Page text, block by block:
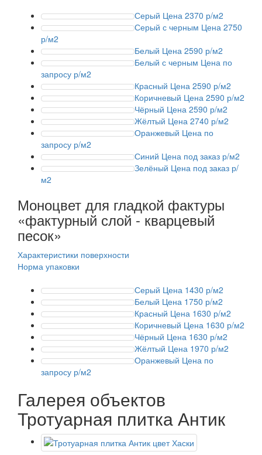
Серый Цена 2370 р/м2
Серый с черным Цена 2750
р/м2
Белый Цена 2590 р/м2
Белый с черным Цена по
запросу р/м2
Красный Цена 2590 р/м2
Коричневый Цена 2590 р/м2
Чёрный Цена 2590 р/м2
Жёлтый Цена 2740 р/м2
Оранжевый Цена по
запросу р/м2
Синий Цена под заказ р/м2
Зелёный Цена под заказ р/
м2
Моноцвет для гладкой фактуры
«фактурный слой - кварцевый
песок»
Характеристики поверхности
Норма упаковки
Серый Цена 1430 р/м2
Белый Цена 1750 р/м2
Красный Цена 1630 р/м2
Коричневый Цена 1630 р/м2
Чёрный Цена 1630 р/м2
Жёлтый Цена 1970 р/м2
Оранжевый Цена по
запросу р/м2
Галерея объектов
Тротуарная плитка Антик